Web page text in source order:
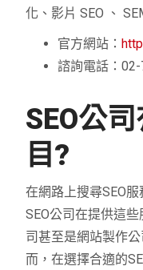
化、影片 SEO 、
官方網站：
諮詢電話：
SEO公
目?
在網路上搜尋SEO
SEO公司在提供這
司甚至是網站製作
而，在選擇合適的